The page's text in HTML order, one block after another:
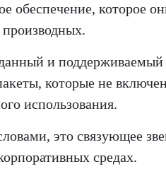
обеспечение, которое
и поддерживаемый
которые не
использования.
это связующее
средах.